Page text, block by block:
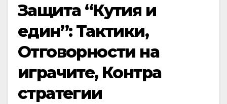
Защита “Кутия и
един”: Тактики,
Отговорности на
играчите, Контра
стратегии